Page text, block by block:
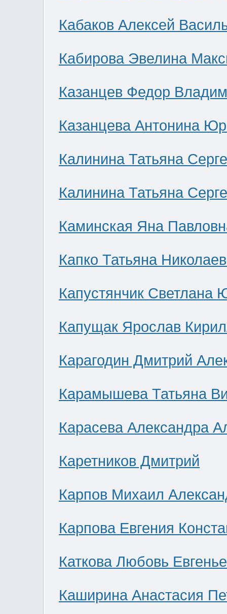
Кабаков Алексей
Кабирова Эвелина
Казанцев Федор
Казанцева Антонина
Калинина Татьяна
Калинина Татьяна
Каминская Яна
Капко Татьяна
Капустянчик Светлана
Капущак Ярослав
Карагодин Дмитрий
Карамышева Татьяна
Карасева Александра
Каретников Дмитрий
Карпов Михаил
Карпова Евгения
Каткова Любовь
Каширина Анастасия